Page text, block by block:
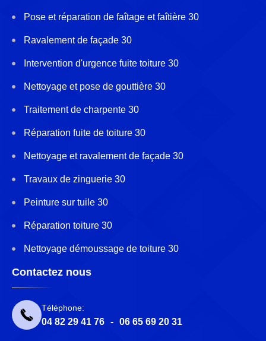
Pose et réparation de faîtage et faîtière 30
Ravalement de façade 30
Intervention d'urgence fuite toiture 30
Nettoyage et pose de gouttière 30
Traitement de charpente 30
Réparation fuite de toiture 30
Nettoyage et ravalement de façade 30
Travaux de zinguerie 30
Peinture sur tuile 30
Réparation toiture 30
Nettoyage démoussage de toiture 30
Contactez nous
Téléphone:
04 82 29 41 76 - 06 65 69 20 31